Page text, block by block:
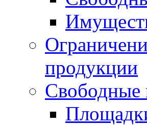
продукции
Свободные